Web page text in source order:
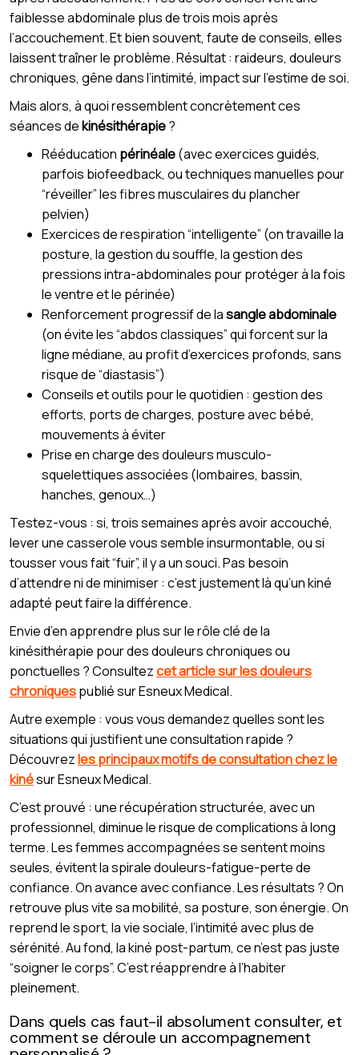
faiblesse abdominale plus de trois mois après
l’accouchement. Et bien souvent, faute de conseils, elles
laissent traîner le problème. Résultat : raideurs, douleurs
chroniques, gêne dans l’intimité, impact sur l’estime de soi.
Mais alors, à quoi ressemblent concrètement ces
séances dekinésithérapie?
Rééducation périnéale(avec exercices guidés,
parfois biofeedback, ou techniques manuelles pour
“réveiller” les fibres musculaires du plancher
pelvien)
Exercices de respiration “intelligente” (on travaille la
posture, la gestion du souffle, la gestion des
pressions intra-abdominales pour protéger à la fois
le ventre et le périnée)
Renforcement progressif de lasangle abdominale
(on évite les “abdos classiques” qui forcent sur la
ligne médiane, au profit d’exercices profonds, sans
risque de “diastasis”)
Conseils et outils pour le quotidien : gestion des
efforts, ports de charges, posture avec bébé,
mouvements à éviter
Prise en charge des douleurs musculo-
squelettiques associées (lombaires, bassin,
hanches, genoux…)
Testez-vous : si, trois semaines après avoir accouché,
lever une casserole vous semble insurmontable, ou si
tousser vous fait “fuir”, il y a un souci. Pas besoin
d’attendre ni de minimiser : c’est justement là qu’un kiné
adapté peut faire la différence.
Envie d’en apprendre plus sur le rôle clé de la
kinésithérapie pour des douleurs chroniques ou
ponctuelles ? Consultezcet article sur les douleurs
chroniquespublié sur Esneux Medical.
Autre exemple : vous vous demandez quelles sont les
situations qui justifient une consultation rapide ?
Découvrezles principaux motifs de consultation chez le
kinésur Esneux Medical.
C’est prouvé : une récupération structurée, avec un
professionnel, diminue le risque de complications à long
terme. Les femmes accompagnées se sentent moins
seules, évitent la spirale douleurs-fatigue-perte de
confiance. On avance avec confiance. Les résultats ? On
retrouve plus vite sa mobilité, sa posture, son énergie. On
reprend le sport, la vie sociale, l’intimité avec plus de
sérénité. Au fond, la kiné post-partum, ce n’est pas juste
“soigner le corps”. C’est réapprendre à l’habiter
pleinement.
Dans quels cas faut-il absolument consulter, et
comment se déroule un accompagnement